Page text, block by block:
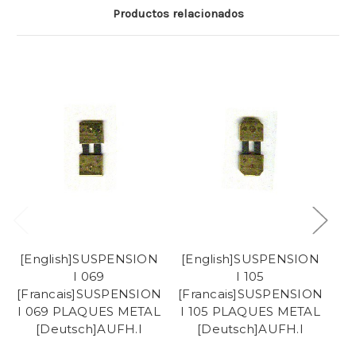
Productos relacionados
[English]SUSPENSION
I 069
[Francais]SUSPENSION
I 069 PLAQUES METAL
[Deutsch]AUFH.I
[English]SUSPENSION
I 105
[Francais]SUSPENSION
I 105 PLAQUES METAL
[Deutsch]AUFH.I